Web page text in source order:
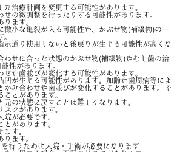
治療計画を変更する可能性があります。
の微調整を行ったりする可能性があります。
ます。
微小な亀裂が入る可能性や、かぶせ物(補綴物)の一
示通り使用しないと後戻りが生じる可能性が高くな
わせに合った状態のかぶせ物(補綴物)やむし歯の治
性があります。
や歯並びが変化する可能性があります。
凹が生じる可能性があります。加齢や歯周病等によ
かみ合わせや歯並びが変化することがあります。そ
とがあります。
の状態に戻すことは難しくなります。
クがあります。
が必要です。
があります。
す。
ります。
行うために入院・手術が必要になります